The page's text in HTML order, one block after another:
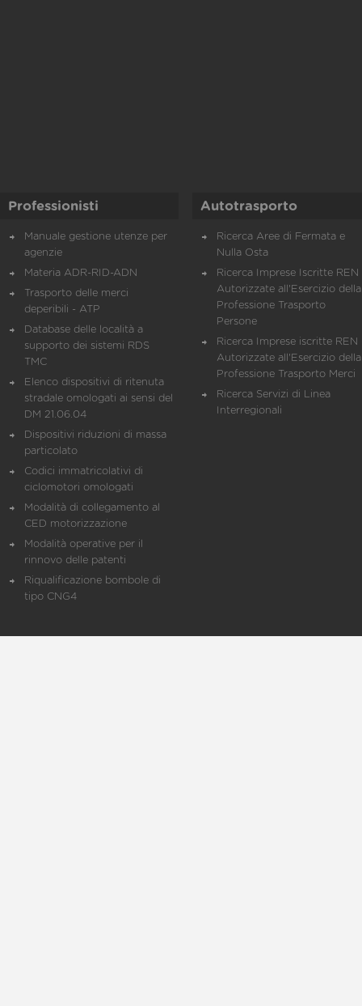
Professionisti
Manuale gestione utenze per
agenzie
Materia ADR-RID-ADN
Trasporto delle merci
deperibili - ATP
Database delle località a
supporto dei sistemi RDS
TMC
Elenco dispositivi di ritenuta
stradale omologati ai sensi del
DM 21.06.04
Dispositivi riduzioni di massa
particolato
Codici immatricolativi di
ciclomotori omologati
Modalità di collegamento al
CED motorizzazione
Modalità operative per il
rinnovo delle patenti
Riqualificazione bombole di
tipo CNG4
Autotrasporto
Ricerca Aree di Fermata e
Nulla Osta
Ricerca Imprese Iscritte REN
Autorizzate all'Esercizio della
Professione Trasporto
Persone
Ricerca Imprese iscritte REN
Autorizzate all'Esercizio della
Professione Trasporto Merci
Ricerca Servizi di Linea
Interregionali